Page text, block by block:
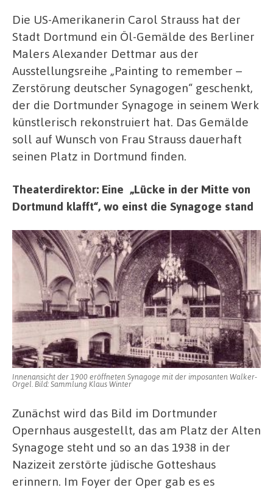
Die US-Amerikanerin Carol Strauss hat der
Stadt Dortmund ein Öl-Gemälde des Berliner
Malers Alexander Dettmar aus der
Ausstellungsreihe „Painting to remember –
Zerstörung deutscher Synagogen“ geschenkt,
der die Dortmunder Synagoge in seinem Werk
künstlerisch rekonstruiert hat. Das Gemälde
soll auf Wunsch von Frau Strauss dauerhaft
seinen Platz in Dortmund finden.
Theaterdirektor: Eine „Lücke in der Mitte von
Dortmund klafft“, wo einst die Synagoge stand
Innenansicht der 1900 eröffneten Synagoge mit der imposanten Walker-
Orgel. Bild: Sammlung Klaus Winter
Zunächst wird das Bild im Dortmunder
Opernhaus ausgestellt, das am Platz der Alten
Synagoge steht und so an das 1938 in der
Nazizeit zerstörte jüdische Gotteshaus
erinnern. Im Foyer der Oper gab es es